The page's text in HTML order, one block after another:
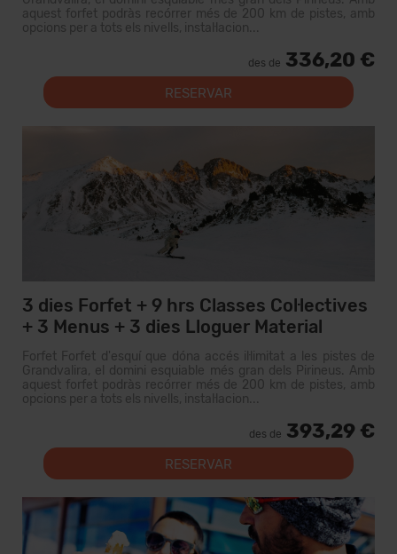
aquest forfet podràs recórrer més de 200 km de pistes, amb
opcions per a tots els nivells, instal·lacion...
des de 336,20 €
RESERVAR
3 dies Forfet + 9 hrs Classes Col·lectives
+ 3 Menus + 3 dies Lloguer Material
Forfet Forfet d'esquí que dóna accés il·limitat a les pistes de
Grandvalira, el domini esquiable més gran dels Pirineus. Amb
aquest forfet podràs recórrer més de 200 km de pistes, amb
opcions per a tots els nivells, instal·lacion...
des de 393,29 €
RESERVAR